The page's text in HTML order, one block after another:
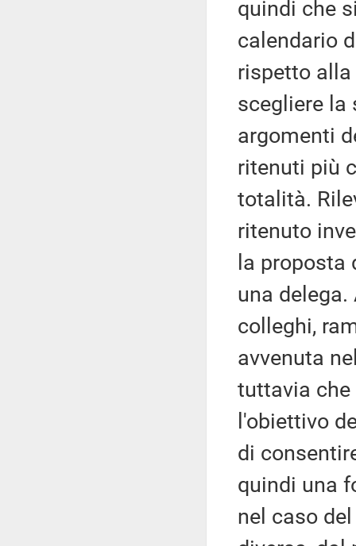
quindi che
calendario
rispetto alla
scegliere la
argomenti
ritenuti più
totalità.
ritenuto
la
una
colleghi,
avvenuta
tuttavia
l'obiettivo
di
quindi una
nel caso